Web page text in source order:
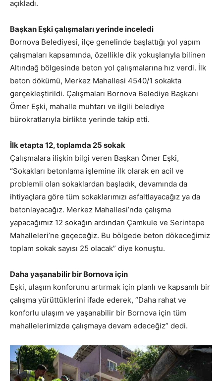
açıkladı.
Başkan Eşki çalışmaları yerinde inceledi
Bornova Belediyesi, ilçe genelinde başlattığı yol yapım
çalışmaları kapsamında, özellikle dik yokuşlarıyla bilinen
Altındağ bölgesinde beton yol çalışmalarına hız verdi. İlk
beton dökümü, Merkez Mahallesi 4540/1 sokakta
gerçekleştirildi. Çalışmaları Bornova Belediye Başkanı
Ömer Eşki, mahalle muhtarı ve ilgili belediye
bürokratlarıyla birlikte yerinde takip etti.
İlk etapta 12, toplamda 25 sokak
Çalışmalara ilişkin bilgi veren Başkan Ömer Eşki,
“Sokakları betonlama işlemine ilk olarak en acil ve
problemli olan sokaklardan başladık, devamında da
ihtiyaçlara göre tüm sokaklarımızı asfaltlayacağız ya da
betonlayacağız. Merkez Mahallesi’nde çalışma
yapacağımız 12 sokağın ardından Çamkule ve Serintepe
Mahalleleri’ne geçeceğiz. Bu bölgede beton dökeceğimiz
toplam sokak sayısı 25 olacak” diye konuştu.
Daha yaşanabilir bir Bornova için
Eşki, ulaşım konforunu artırmak için planlı ve kapsamlı bir
çalışma yürüttüklerini ifade ederek, “Daha rahat ve
konforlu ulaşım ve yaşanabilir bir Bornova için tüm
mahallelerimizde çalışmaya devam edeceğiz” dedi.